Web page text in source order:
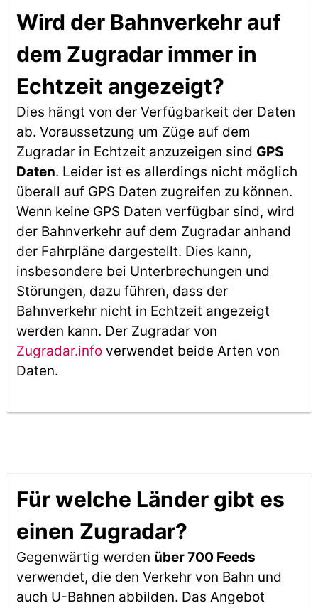
Wird der Bahnverkehr auf
dem Zugradar immer in
Echtzeit angezeigt?
Dies hängt von der Verfügbarkeit der Daten
ab. Voraussetzung um Züge auf dem
Zugradar in Echtzeit anzuzeigen sind GPS
Daten. Leider ist es allerdings nicht möglich
überall auf GPS Daten zugreifen zu können.
Wenn keine GPS Daten verfügbar sind, wird
der Bahnverkehr auf dem Zugradar anhand
der Fahrpläne dargestellt. Dies kann,
insbesondere bei Unterbrechungen und
Störungen, dazu führen, dass der
Bahnverkehr nicht in Echtzeit angezeigt
werden kann. Der Zugradar von
Zugradar.infoverwendet beide Arten von
Daten.
Für welche Länder gibt es
einen Zugradar?
Gegenwärtig werden über 700 Feeds
verwendet, die den Verkehr von Bahn und
auch U-Bahnen abbilden. Das Angebot